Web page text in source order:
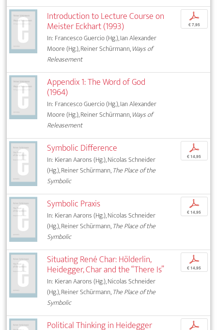
Introduction to Lecture Course on
Meister Eckhart (1993)
In: Francesco Guercio (Hg.), Ian Alexander
Moore (Hg.), Reiner Schürmann,Ways of
Releasement
p
€ 7,95
Appendix 1: The Word of God
(1964)
In: Francesco Guercio (Hg.), Ian Alexander
Moore (Hg.), Reiner Schürmann,Ways of
Releasement
Symbolic Difference
In: Kieran Aarons (Hg.), Nicolas Schneider
(Hg.), Reiner Schürmann,The Place of the
Symbolic
p
€ 14,95
Symbolic Praxis
In: Kieran Aarons (Hg.), Nicolas Schneider
(Hg.), Reiner Schürmann,The Place of the
Symbolic
p
€ 14,95
Situating René Char: Hölderlin,
Heidegger, Char and the “There Is”
In: Kieran Aarons (Hg.), Nicolas Schneider
(Hg.), Reiner Schürmann,The Place of the
Symbolic
p
€ 14,95
Political Thinking in Heidegger p